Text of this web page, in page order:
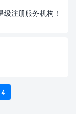
注册服务机构！
4